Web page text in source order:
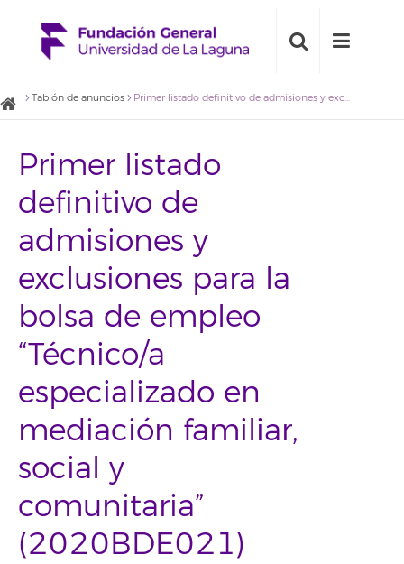
Tablón de anuncios Primer listado definitivo de admisiones y exclusiones para la bolsa de empleo “Técnico/a especializado en mediación familiar, social y comunitaria” (2020BDE021)
Primer listado
definitivo de
admisiones y
exclusiones para la
bolsa de empleo
“Técnico/a
especializado en
mediación familiar,
social y
comunitaria”
(2020BDE021)